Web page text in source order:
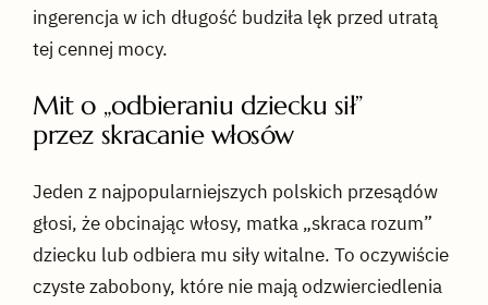
ingerencja w ich długość budziła lęk przed utratą
tej cennej mocy.
Mit o „odbieraniu dziecku sił”
przez skracanie włosów
Jeden z najpopularniejszych polskich przesądów
głosi, że obcinając włosy, matka „skraca rozum”
dziecku lub odbiera mu siły witalne. To oczywiście
czyste zabobony, które nie mają odzwierciedlenia